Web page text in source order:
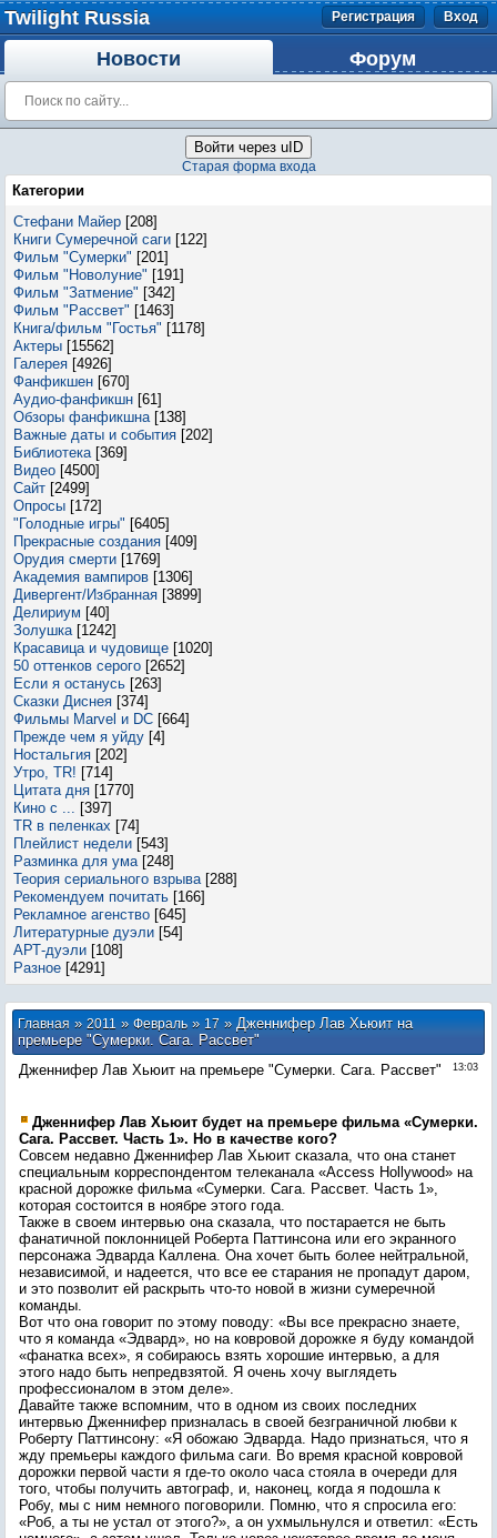
Twilight Russia Регистрация Вход
Новости Форум
Войти через uID
Старая форма входа
Категории
Стефани Майер [208]
Книги Сумеречной саги [122]
Фильм "Сумерки" [201]
Фильм "Новолуние" [191]
Фильм "Затмение" [342]
Фильм "Рассвет" [1463]
Книга/фильм "Гостья" [1178]
Актеры [15562]
Галерея [4926]
Фанфикшен [670]
Аудио-фанфикшн [61]
Обзоры фанфикшна [138]
Важные даты и события [202]
Библиотека [369]
Видео [4500]
Сайт [2499]
Опросы [172]
"Голодные игры" [6405]
Прекрасные создания [409]
Орудия смерти [1769]
Академия вампиров [1306]
Дивергент/Избранная [3899]
Делириум [40]
Золушка [1242]
Красавица и чудовище [1020]
50 оттенков серого [2652]
Если я останусь [263]
Сказки Диснея [374]
Фильмы Marvel и DC [664]
Прежде чем я уйду [4]
Ностальгия [202]
Утро, TR! [714]
Цитата дня [1770]
Кино с ... [397]
TR в пеленках [74]
Плейлист недели [543]
Разминка для ума [248]
Теория сериального взрыва [288]
Рекомендуем почитать [166]
Рекламное агенство [645]
Литературные дуэли [54]
АРТ-дуэли [108]
Разное [4291]
Главная»2011 » Февраль » 17» Дженнифер Лав Хьюит на
премьере "Сумерки. Сага. Рассвет"
13:03
Дженнифер Лав Хьюит на премьере "Сумерки. Сага. Рассвет"
Дженнифер Лав Хьюит будет на премьере фильма «Сумерки.
Сага. Рассвет. Часть 1». Но в качестве кого?
Совсем недавно Дженнифер Лав Хьюит сказала, что она станет
специальным корреспондентом телеканала «Access Hollywood» на
красной дорожке фильма «Сумерки. Сага. Рассвет. Часть 1»,
которая состоится в ноябре этого года.
Также в своем интервью она сказала, что постарается не быть
фанатичной поклонницей Роберта Паттинсона или его экранного
персонажа Эдварда Каллена. Она хочет быть более нейтральной,
независимой, и надеется, что все ее старания не пропадут даром,
и это позволит ей раскрыть что-то новой в жизни сумеречной
команды.
Вот что она говорит по этому поводу: «Вы все прекрасно знаете,
что я команда «Эдвард», но на ковровой дорожке я буду командой
«фанатка всех», я собираюсь взять хорошие интервью, а для
этого надо быть непредвзятой. Я очень хочу выглядеть
профессионалом в этом деле».
Давайте также вспомним, что в одном из своих последних
интервью Дженнифер призналась в своей безграничной любви к
Роберту Паттинсону: «Я обожаю Эдварда. Надо признаться, что я
жду премьеры каждого фильма саги. Во время красной ковровой
дорожки первой части я где-то около часа стояла в очереди для
того, чтобы получить автограф, и, наконец, когда я подошла к
Робу, мы с ним немного поговорили. Помню, что я спросила его:
«Роб, а ты не устал от этого?», а он ухмыльнулся и ответил: «Есть